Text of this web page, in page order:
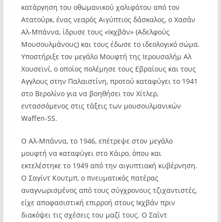
κατάργηση του οθωμανικού χαλιφάτου από τον
Ατατούρκ, ένας νεαρός Αιγύπτιος δάσκαλος, ο Χασάν
Αλ-Μπάννα, ίδρυσε τους «Ικχβάν» (Αδελφούς
Μουσουλμάνους) και τους έδωσε το ιδεολογικό σώμα.
Υποστήριξε τον μεγάλο Μουφτή της Ιερουσαλήμ Aλ
Χουσεϊνί, ο οποίος πολέμησε τους Εβραίους και τους
Αγγλους στην Παλαιστίνη, προτού καταφύγει το 1941
στο Βερολίνο για να βοηθήσει τον Χίτλερ,
εντασσόμενος στις τάξεις των μουσουλμανικών
Waffen-SS.
Ο Αλ-Μπάννα, το 1946, επέτρεψε στον μεγάλο
μουφτή να καταφύγει στο Κάιρο, όπου και
εκτελέστηκε το 1949 από την αιγυπτιακή κυβέρνηση.
Ο Σαγίντ Κουτμπ, ο πνευματικός πατέρας
αναγνωρισμένος από τους σύγχρονους τζιχαντιστές,
είχε αποφασιστική επιρροή στους Iκχβάν πριν
διακόψει τις σχέσεις του μαζί τους. Ο Σαΐντ